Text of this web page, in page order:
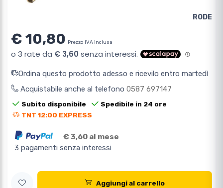
RODE
€ 10,80 Prezzo IVA inclusa
Ordina questo prodotto adesso e ricevilo entro martedì
Acquistabile anche al telefono 0587 697147
Subito disponibile
Spedibile in 24 ore
TNT 12:00 EXPRESS
€ 3,60 al mese
3 pagamenti senza interessi
Aggiungi al carrello